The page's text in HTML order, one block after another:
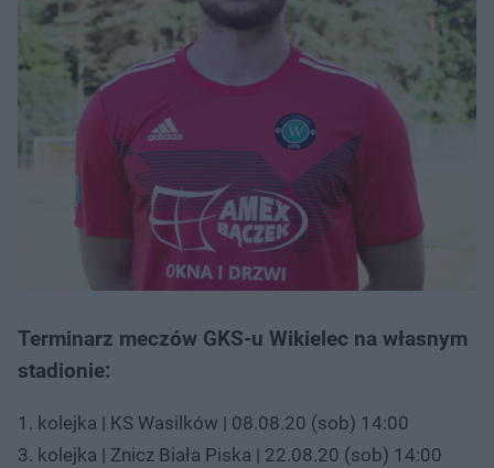
Terminarz meczów GKS-u Wikielec na własnym
stadionie:
1. kolejka | KS Wasilków | 08.08.20 (sob) 14:00
3. kolejka | Znicz Biała Piska | 22.08.20 (sob) 14:00